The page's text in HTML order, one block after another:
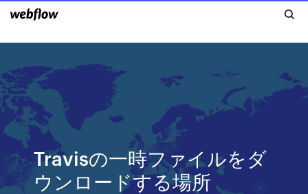
Travisの一時ファイルをダ
ウンロードする場所